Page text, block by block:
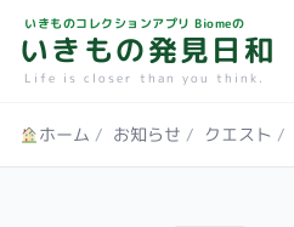
いきものコレクションアプリ Biomeの
いきもの発見日和
Life is closer than you think.
ホーム / お知らせ / クエスト /